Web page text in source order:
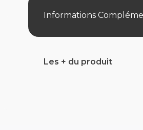
Informations
Les + du produit